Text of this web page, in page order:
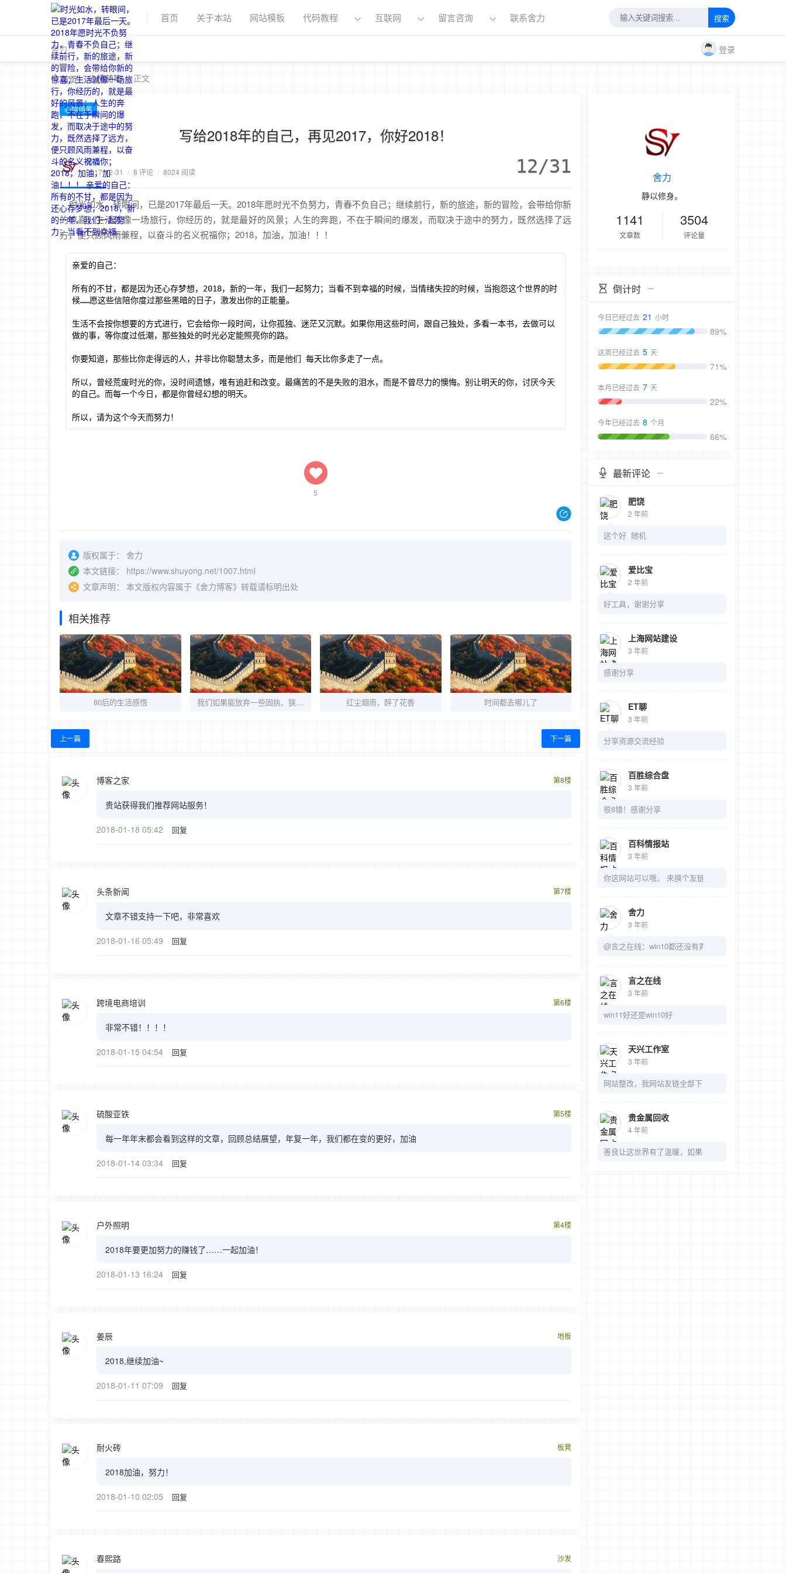
首页 关于本站 网站模板 代码教程 互联网 留言咨询 联系舍力 搜索
舍力 登录
首页 / 心情随笔 / 正文
心情随笔
写给2018年的自己，再见2017，你好2018！
舍力
2017-12-31 / 8 评论 / 8024 阅读 12/31
时光如水，转眼间，已是2017年最后一天。2018年愿时光不负努力，青春不负自己；继续前行，新的旅途，新的冒险，会带给你新
的惊喜；生活就像一场旅行，你经历的，就是最好的风景；人生的奔跑，不在于瞬间的爆发，而取决于途中的努力，既然选择了远
方，便只顾风雨兼程，以奋斗的名义祝福你；2018，加油，加油！！！
亲爱的自己：
所有的不甘，都是因为还心存梦想，2018，新的一年，我们一起努力；当看不到幸福的时候，当情绪失控的时候，当抱怨这个世界的时
候……愿这些信陪你度过那些黑暗的日子，激发出你的正能量。
生活不会按你想要的方式进行，它会给你一段时间，让你孤独、迷茫又沉默。如果你用这些时间，跟自己独处，多看一本书，去做可以
做的事，等你度过低潮，那些独处的时光必定能照亮你的路。
你要知道，那些比你走得远的人，并非比你聪慧太多，而是他们 每天比你多走了一点。
所以，曾经荒废时光的你，没时间遗憾，唯有追赶和改变。最痛苦的不是失败的泪水，而是不曾尽力的懊悔。别让明天的你，讨厌今天
的自己。而每一个今日，都是你曾经幻想的明天。
所以，请为这个今天而努力！
5
版权属于：
舍力
本文链接：
https://www.shuyong.net/1007.html
文章声明：
本文版权内容属于《舍力博客》转载请标明出处
相关推荐
80后的生活感悟 我们如果能放弃一些固执、狭隘和一些优势，可能会得到更多。 红尘烟雨，醉了花香 时间都去哪儿了
上一篇 下一篇
博客之家 第8楼
贵站获得我们推荐网站服务！
2018-01-18 05:42 回复
头条新闻 第7楼
文章不错支持一下吧，非常喜欢
2018-01-16 05:49 回复
跨境电商培训 第6楼
非常不错！！！！
2018-01-15 04:54 回复
硫酸亚铁 第5楼
每一年年末都会看到这样的文章，回顾总结展望，年复一年，我们都在变的更好，加油
2018-01-14 03:34 回复
户外照明 第4楼
2018年要更加努力的赚钱了……一起加油！
2018-01-13 16:24 回复
姜辰 地板
2018,继续加油~
2018-01-11 07:09 回复
耐火砖 板凳
2018加油，努力！
2018-01-10 02:05 回复
春熙路 沙发
舍力
静以修身。
1141
文章数
3504
评论量
倒计时
今日已经过去 21 小时
89%
这周已经过去 5 天
71%
本月已经过去 7 天
22%
今年已经过去 8 个月
66%
最新评论
肥饶
2 年前
这个好 随机
爱比宝
2 年前
好工具，谢谢分享
上海网站建设
3 年前
感谢分享
ET聊
3 年前
分享资源交流经验
百胜综合盘
3 年前
很8错！感谢分享
百科情报站
3 年前
你这网站可以哦， 来换个友链吧
舍力
3 年前
@言之在线：win10都还没有弄明白呢
言之在线
3 年前
win11好还是win10好
天兴工作室
3 年前
网站整改，我网站友链全部下了，麻烦我的链接也可
贵金属回收
4 年前
善良让这世界有了温暖，如果都是冷漠，那多无趣